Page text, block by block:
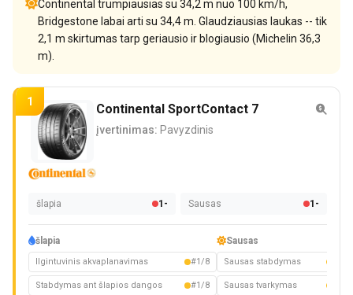
Continental trumpiausias su 34,2 m nuo 100 km/h,
Bridgestone labai arti su 34,4 m. Glaudziausias laukas -- tik
2,1 m skirtumas tarp geriausio ir blogiausio (Michelin 36,3
m).
1 Continental SportContact 7
įvertinimas: Pavyzdinis
šlapia 1- Sausas 1-
šlapia
Ilgintuvinis akvaplanavimas #1/8
Stabdymas ant šlapios dangos #1/8
Sausas
Sausas stabdymas
Sausas tvarkymas